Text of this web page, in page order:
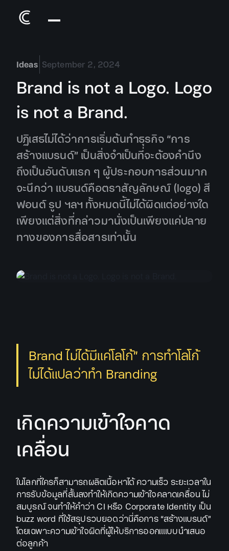
Ideas September 2, 2024
Brand is not a Logo. Logo
is not a Brand.
ปฏิเสธไม่ได้ว่าการเริ่มต้นทำธุรกิจ “การ
สร้างแบรนด์” เป็นสิ่งจำเป็นที่จะต้องคำนึง
ถึงเป็นอันดับแรก ๆ ผู้ประกอบการส่วนมาก
จะนึกว่า แบรนด์คือตราสัญลักษณ์ (logo) สี
ฟอนต์ รูป ฯลฯ ทั้งหมดนี้ไม่ได้ผิดแต่อย่างใด
เพียงแต่สิ่งที่กล่าวมานั่งเป็นเพียงแค่ปลาย
ทางของการสื่อสารเท่านั้น
Brand ไม่ได้มีแค่โลโก้” การทำโลโก้
ไม่ได้แปลว่าทำ Branding
เกิดความเข้าใจคาด
เคลื่อน
ในโลกที่ใครก็สามารถผลิตเนื้อหาได้ ความเร็ว ระยะเวลาใน
การรับข้อมูลที่สั้นลงทำให้เกิดความเข้าใจคลาดเคลื่อน ไม่
สมบูรณ์ จนทำให้คำว่า CI หรือ Corporate Identity เป็น
buzz word ที่ใช้สรุปรวบยอดว่านี่คือการ “สร้างแบรนด์”
โดยเฉพาะความเข้าใจผิดที่ผู้ให้บริการออกแแบบนำเสนอ
ต่อลูกค้า